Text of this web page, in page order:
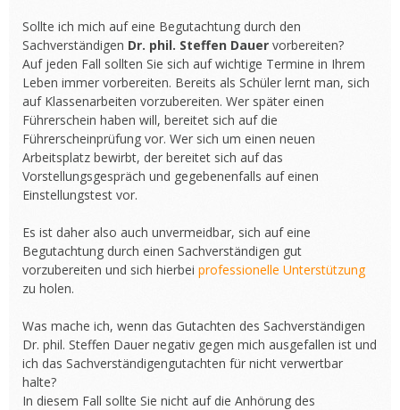
Sollte ich mich auf eine Begutachtung durch den
Sachverständigen Dr. phil. Steffen Dauer vorbereiten?
Auf jeden Fall sollten Sie sich auf wichtige Termine in Ihrem
Leben immer vorbereiten. Bereits als Schüler lernt man, sich
auf Klassenarbeiten vorzubereiten. Wer später einen
Führerschein haben will, bereitet sich auf die
Führerscheinprüfung vor. Wer sich um einen neuen
Arbeitsplatz bewirbt, der bereitet sich auf das
Vorstellungsgespräch und gegebenenfalls auf einen
Einstellungstest vor.
Es ist daher also auch unvermeidbar, sich auf eine
Begutachtung durch einen Sachverständigen gut
vorzubereiten und sich hierbei professionelle Unterstützung
zu holen.
Was mache ich, wenn das Gutachten des Sachverständigen
Dr. phil. Steffen Dauer negativ gegen mich ausgefallen ist und
ich das Sachverständigengutachten für nicht verwertbar
halte?
In diesem Fall sollte Sie nicht auf die Anhörung des